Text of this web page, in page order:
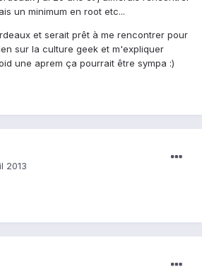
un minimum en root etc...
et serait prêt à me rencontrer pour
sur la culture geek et m'expliquer
une aprem ça pourrait être sympa :)
2013